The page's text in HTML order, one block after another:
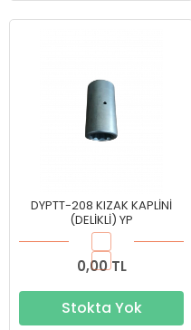
DYPTT-208 KIZAK KAPLİNİ
(DELİKLİ) YP
0,00 TL
Stokta Yok